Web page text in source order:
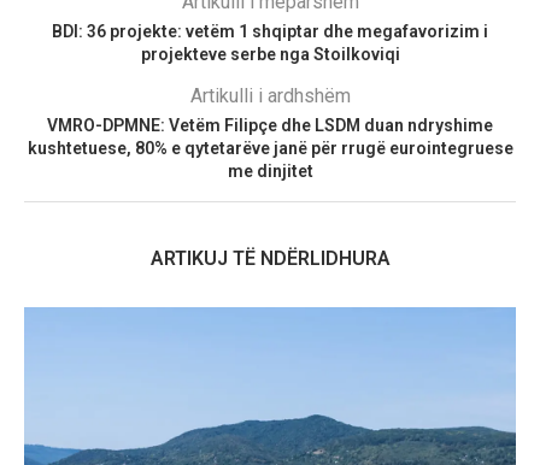
BDI: 36 projekte: vetëm 1 shqiptar dhe megafavorizim i
projekteve serbe nga Stoilkoviqi
Artikulli i ardhshëm
VMRO-DPMNE: Vetëm Filipçe dhe LSDM duan ndryshime
kushtetuese, 80% e qytetarëve janë për rrugë eurointegruese
me dinjitet
ARTIKUJ TË NDËRLIDHURA